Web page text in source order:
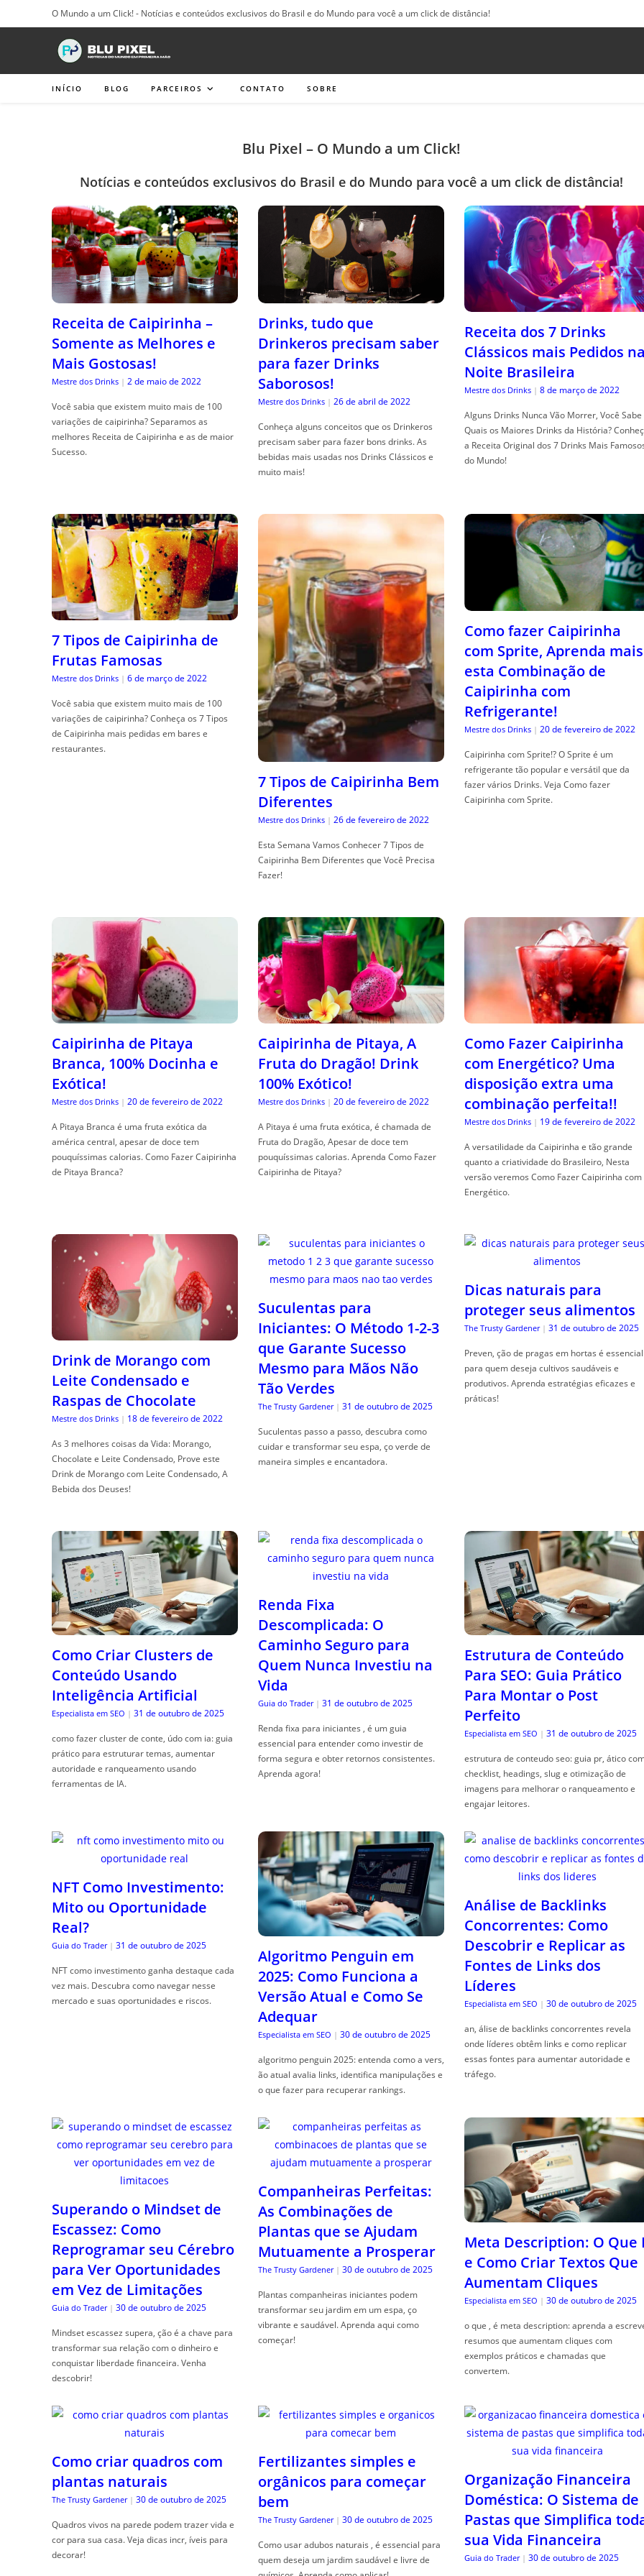
para
O Mundo a um Click! - Notícias e conteúdos exclusivos do Brasil e do Mundo para você a um click de distância!
INÍCIO BLOG PARCEIROS CONTATO SOBRE
Blu Pixel – O Mundo a um Click!
Notícias e conteúdos exclusivos do Brasil e do Mundo para você a um click de distância!
Receita de Caipirinha –
Somente as Melhores e
Mais Gostosas!
Mestre dos Drinks | 2 de maio de 2022
Você sabia que existem muito mais de 100
variações de caipirinha? Separamos as
melhores Receita de Caipirinha e as de maior
Sucesso.
Drinks, tudo que
Drinkeros precisam saber
para fazer Drinks
Saborosos!
Mestre dos Drinks | 26 de abril de 2022
Conheça alguns conceitos que os Drinkeros
precisam saber para fazer bons drinks. As
bebidas mais usadas nos Drinks Clássicos e
muito mais!
Receita dos 7 Drinks
Clássicos mais Pedidos
Noite Brasileira
Mestre dos Drinks | 8 de março de 2022
Alguns Drinks Nunca Vão Morrer, Você Sabe
Quais os Maiores Drinks da História?
a Receita Original dos 7 Drinks Mais
do Mundo!
7 Tipos de Caipirinha de
Frutas Famosas
Mestre dos Drinks | 6 de março de 2022
Você sabia que existem muito mais de 100
variações de caipirinha? Conheça os 7 Tipos
de Caipirinha mais pedidas em bares e
restaurantes.
7 Tipos de Caipirinha Bem
Diferentes
Mestre dos Drinks | 26 de fevereiro de 2022
Esta Semana Vamos Conhecer 7 Tipos de
Caipirinha Bem Diferentes que Você Precisa
Fazer!
Como fazer Caipirinha
com Sprite, Aprenda mais
esta Combinação de
Caipirinha com
Refrigerante!
Mestre dos Drinks | 20 de fevereiro de 2022
Caipirinha com Sprite!? O Sprite é um
refrigerante tão popular e versátil que da
fazer vários Drinks. Veja Como fazer
Caipirinha com Sprite.
Caipirinha de Pitaya
Branca, 100% Docinha e
Exótica!
Mestre dos Drinks | 20 de fevereiro de 2022
A Pitaya Branca é uma fruta exótica da
américa central, apesar de doce tem
pouquíssimas calorias. Como Fazer Caipirinha
de Pitaya Branca?
Caipirinha de Pitaya, A
Fruta do Dragão! Drink
100% Exótico!
Mestre dos Drinks | 20 de fevereiro de 2022
A Pitaya é uma fruta exótica, é chamada de
Fruta do Dragão, Apesar de doce tem
pouquíssimas calorias. Aprenda Como Fazer
Caipirinha de Pitaya?
Como Fazer Caipirinha
com Energético? Uma
disposição extra uma
combinação perfeita!!
Mestre dos Drinks | 19 de fevereiro de 2022
A versatilidade da Caipirinha e tão grande
quanto a criatividade do Brasileiro, Nesta
versão veremos Como Fazer Caipirinha com
Energético.
Drink de Morango com
Leite Condensado e
Raspas de Chocolate
Mestre dos Drinks | 18 de fevereiro de 2022
As 3 melhores coisas da Vida: Morango,
Chocolate e Leite Condensado, Prove este
Drink de Morango com Leite Condensado, A
Bebida dos Deuses!
Suculentas para
Iniciantes: O Método 1-2-3
que Garante Sucesso
Mesmo para Mãos Não
Tão Verdes
The Trusty Gardener | 31 de outubro de 2025
Suculentas passo a passo, descubra como
cuidar e transformar seu espa, ço verde de
maneira simples e encantadora.
Dicas naturais para
proteger seus alimentos
The Trusty Gardener | 31 de outubro de 2025
Preven, ção de pragas em hortas é essencial
para quem deseja cultivos saudáveis e
produtivos. Aprenda estratégias eficazes e
práticas!
Como Criar Clusters de
Conteúdo Usando
Inteligência Artificial
Especialista em SEO | 31 de outubro de 2025
como fazer cluster de conte, údo com ia: guia
prático para estruturar temas, aumentar
autoridade e ranqueamento usando
ferramentas de IA.
Renda Fixa
Descomplicada: O
Caminho Seguro para
Quem Nunca Investiu na
Vida
Guia do Trader | 31 de outubro de 2025
Renda fixa para iniciantes , é um guia
essencial para entender como investir de
forma segura e obter retornos consistentes.
Aprenda agora!
Estrutura de Conteúdo
Para SEO: Guia Prático
Para Montar o Post
Perfeito
Especialista em SEO | 31 de outubro de 2025
estrutura de conteudo seo: guia pr, ático
checklist, headings, slug e otimização de
imagens para melhorar o ranqueamento e
engajar leitores.
NFT Como Investimento:
Mito ou Oportunidade
Real?
Guia do Trader | 31 de outubro de 2025
NFT como investimento ganha destaque cada
vez mais. Descubra como navegar nesse
mercado e suas oportunidades e riscos.
Algoritmo Penguin em
2025: Como Funciona a
Versão Atual e Como Se
Adequar
Especialista em SEO | 30 de outubro de 2025
algoritmo penguin 2025: entenda como a vers,
ão atual avalia links, identifica manipulações e
o que fazer para recuperar rankings.
Análise de Backlinks
Concorrentes: Como
Descobrir e Replicar as
Fontes de Links dos
Líderes
Especialista em SEO | 30 de outubro de 2025
an, álise de backlinks concorrentes revela
onde líderes obtêm links e como replicar
essas fontes para aumentar autoridade e
tráfego.
Superando o Mindset de
Escassez: Como
Reprogramar seu Cérebro
para Ver Oportunidades
em Vez de Limitações
Guia do Trader | 30 de outubro de 2025
Mindset escassez supera, ção é a chave para
transformar sua relação com o dinheiro e
conquistar liberdade financeira. Venha
descobrir!
Companheiras Perfeitas:
As Combinações de
Plantas que se Ajudam
Mutuamente a Prosperar
The Trusty Gardener | 30 de outubro de 2025
Plantas companheiras iniciantes podem
transformar seu jardim em um espa, ço
vibrante e saudável. Aprenda aqui como
começar!
Meta Description: O Que
e Como Criar Textos Que
Aumentam Cliques
Especialista em SEO | 30 de outubro de 2025
o que , é meta description: aprenda a
resumos que aumentam cliques com
exemplos práticos e chamadas que
convertem.
Como criar quadros com
plantas naturais
The Trusty Gardener | 30 de outubro de 2025
Quadros vivos na parede podem trazer vida e
cor para sua casa. Veja dicas incr, íveis para
decorar!
Fertilizantes simples e
orgânicos para começar
bem
The Trusty Gardener | 30 de outubro de 2025
Como usar adubos naturais , é essencial para
quem deseja um jardim saudável e livre de
Organização Financeira
Doméstica: O Sistema de
Pastas que Simplifica
sua Vida Financeira
Guia do Trader | 30 de outubro de 2025